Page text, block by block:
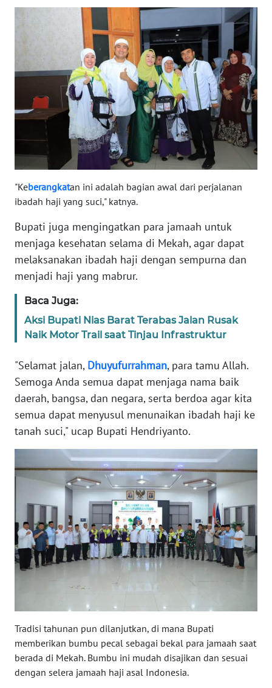
"Keberangkatan ini adalah bagian awal dari perjalanan
ibadah haji yang suci," katnya.
Bupati juga mengingatkan para jamaah untuk
menjaga kesehatan selama di Mekah, agar dapat
melaksanakan ibadah haji dengan sempurna dan
menjadi haji yang mabrur.
Baca Juga:
Aksi Bupati Nias Barat Terabas Jalan Rusak
Naik Motor Trail saat Tinjau Infrastruktur
"Selamat jalan, Dhuyufurrahman, para tamu Allah.
Semoga Anda semua dapat menjaga nama baik
daerah, bangsa, dan negara, serta berdoa agar kita
semua dapat menyusul menunaikan ibadah haji ke
tanah suci," ucap Bupati Hendriyanto.
Tradisi tahunan pun dilanjutkan, di mana Bupati
memberikan bumbu pecal sebagai bekal para jamaah saat
berada di Mekah. Bumbu ini mudah disajikan dan sesuai
dengan selera jamaah haji asal Indonesia.
WN
WN
SULTENG
WN
WN
SUMBAR
WN
WN
WN
LAMPUNG
WN
NUSANTARA
WN
JOGJA
WN
WN
BALI
WN
KALBAR